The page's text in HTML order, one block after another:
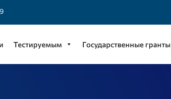
Тестируемым Государственные гранты